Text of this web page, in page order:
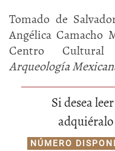
Tomado de
Angélica Camacho
Centro Cultural
Arqueología
Si desea
NÚMERO